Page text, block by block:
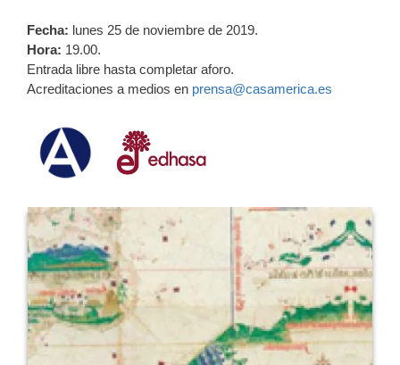
Fecha: lunes 25 de noviembre de 2019.
Hora: 19.00.
Entrada libre hasta completar aforo.
Acreditaciones a medios en prensa@casamerica.es